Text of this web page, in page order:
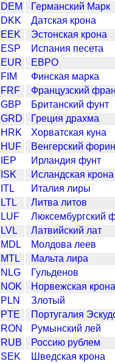
DEM
Германский Марк
DKK
Датская крона
EEK
Эстонская крона
ESP
Испания песета
EUR
ЕВРО
FIM
Финская марка
FRF
Французский
GBP
Британский фунт
GRD
Греция драхма
HRK
Хорватская куна
HUF
Венгерский
IEP
Ирландия фунт
ISK
Исландская крона
ITL
Италия лиры
LTL
Литва литов
LUF
Люксембургский
LVL
Латвийский лат
MDL
Молдова леев
MTL
Мальта лира
NLG
Гульденов
NOK
Норвежская крона
PLN
Злотый
PTE
Португалия
RON
Румынский лей
RUB
Россию рублем
SEK
Шведская крона